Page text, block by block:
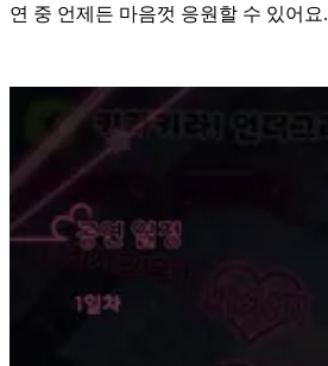
연 중 언제든 마음껏 응원할 수 있어요.